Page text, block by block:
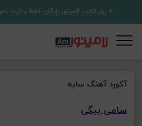
7 روز اکانت لامینور رایگان فقط با ثبت نام در سایت
آکورد آهنگ سایه
سامی بیگی